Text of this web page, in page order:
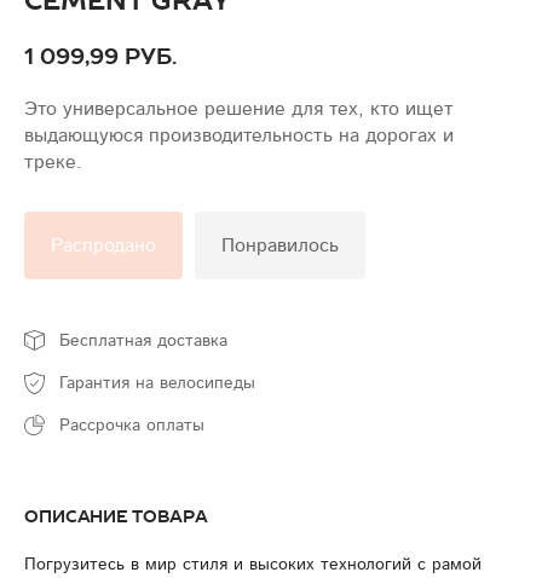
1 099,99 руб.
Это универсальное решение для тех, кто ищет
выдающуюся производительность на дорогах и
треке.
Распродано Понравилось
Бесплатная доставка
Гарантия на велосипеды
Рассрочка оплаты
Описание товара
Погрузитесь в мир стиля и высоких технологий с рамой